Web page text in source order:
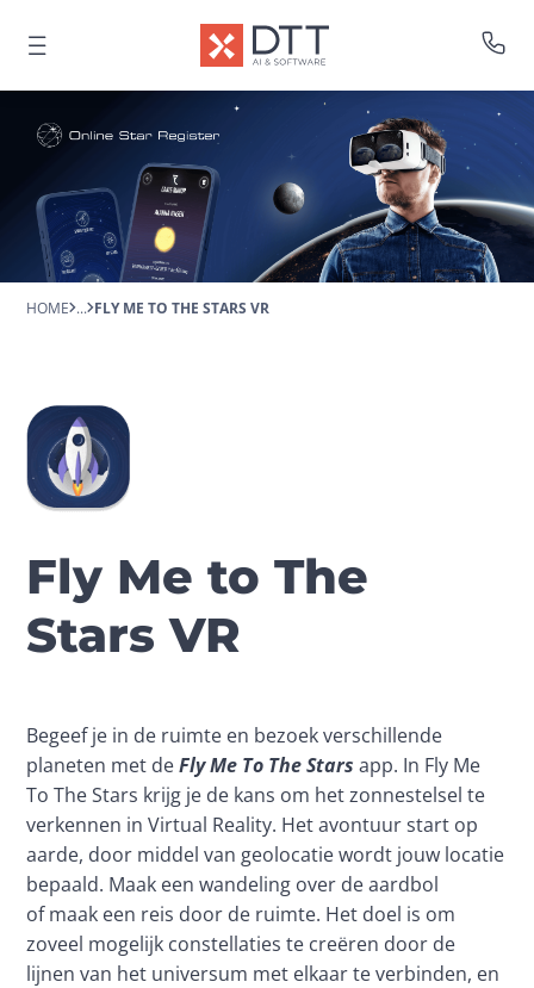
HOME ... FLY ME TO THE STARS VR
Fly Me to The
Stars VR
Begeef je in de ruimte en bezoek verschillende
planeten met de Fly Me To The Stars app. In Fly Me
To The Stars krijg je de kans om het zonnestelsel te
verkennen in Virtual Reality. Het avontuur start op
aarde, door middel van geolocatie wordt jouw locatie
bepaald. Maak een wandeling over de aardbol
of maak een reis door de ruimte. Het doel is om
zoveel mogelijk constellaties te creëren door de
lijnen van het universum met elkaar te verbinden, en